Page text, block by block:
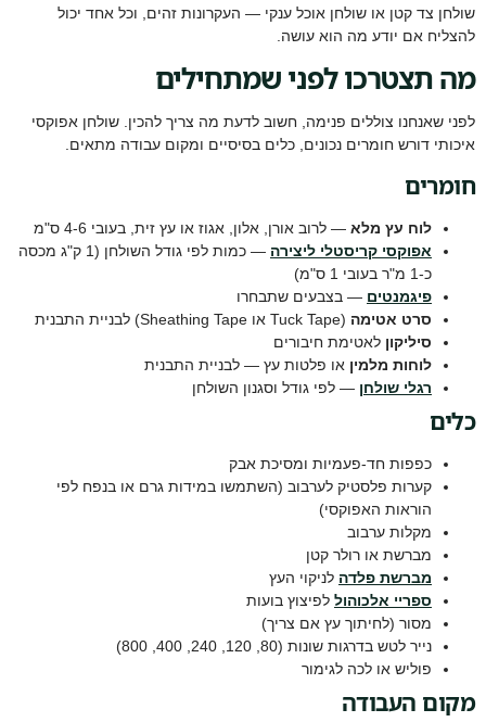
שולחן צד קטן או שולחן אוכל ענקי — העקרונות זהים, וכל אחד יכול
להצליח אם יודע מה הוא עושה.
מה תצטרכו לפני שמתחילים
לפני שאנחנו צוללים פנימה, חשוב לדעת מה צריך להכין. שולחן אפוקסי
איכותי דורש חומרים נכונים, כלים בסיסיים ומקום עבודה מתאים.
חומרים
לוח עץ מלא — לרוב אורן, אלון, אגוז או עץ זית, בעובי 4-6 ס"מ
אפוקסי קריסטלי ליצירה
— כמות לפי גודל השולחן (1 ק"ג מכסה
כ-1 מ"ר בעובי 1 ס"מ)
פיגמנטים — בצבעים שתבחרו
סרט אטימה (Tuck Tape או Sheathing Tape) לבניית התבנית
סיליקון לאטימת חיבורים
לוחות מלמין או פלטות עץ — לבניית התבנית
רגלי שולחן — לפי גודל וסגנון השולחן
כלים
כפפות חד-פעמיות ומסיכת אבק
קערות פלסטיק לערבוב (השתמשו במידות גרם או בנפח לפי
הוראות האפוקסי)
מקלות ערבוב
מברשת או רולר קטן
מברשת פלדה לניקוי העץ
ספריי אלכוהול לפיצוץ בועות
מסור (לחיתוך עץ אם צריך)
נייר לטש בדרגות שונות (80, 120, 240, 400, 800)
פוליש או לכה לגימור
מקום העבודה